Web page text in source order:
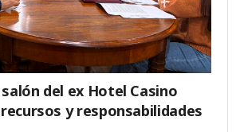
del ex Hotel Casino
y responsabilidades